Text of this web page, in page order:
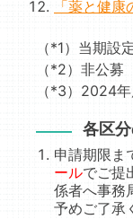
「薬と健
（*1）当期設
（*2）非公募
（*3）2024
各区
申請期限ま
ールでご提
係者へ事務
予めご了承